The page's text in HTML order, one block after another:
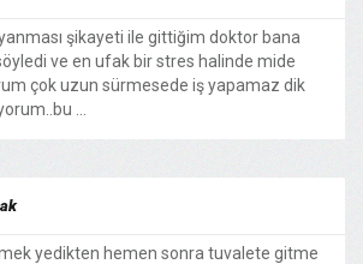
şikayeti ile gittiğim doktor bana
ve en ufak bir stres halinde mide
çok uzun sürmesede iş yapamaz dik
...
yedikten hemen sonra tuvalete gitme